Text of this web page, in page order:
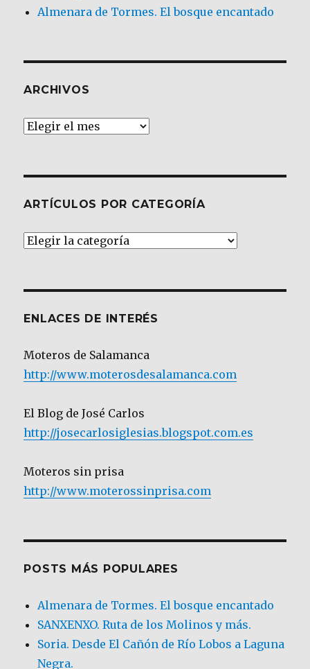
Almenara de Tormes. El bosque encantado
ARCHIVOS
Archivos
ARTÍCULOS POR CATEGORÍA
Artículos
ENLACES DE INTERÉS
Moteros de Salamanca
http://www.moterosdesalamanca.com
El Blog de José Carlos
http://josecarlosiglesias.blogspot.com.es
Moteros sin prisa
http://www.moterossinprisa.com
POSTS MÁS POPULARES
Almenara de Tormes. El bosque encantado
SANXENXO. Ruta de los Molinos y más.
Soria. Desde El Cañón de Río Lobos a Laguna
Negra.